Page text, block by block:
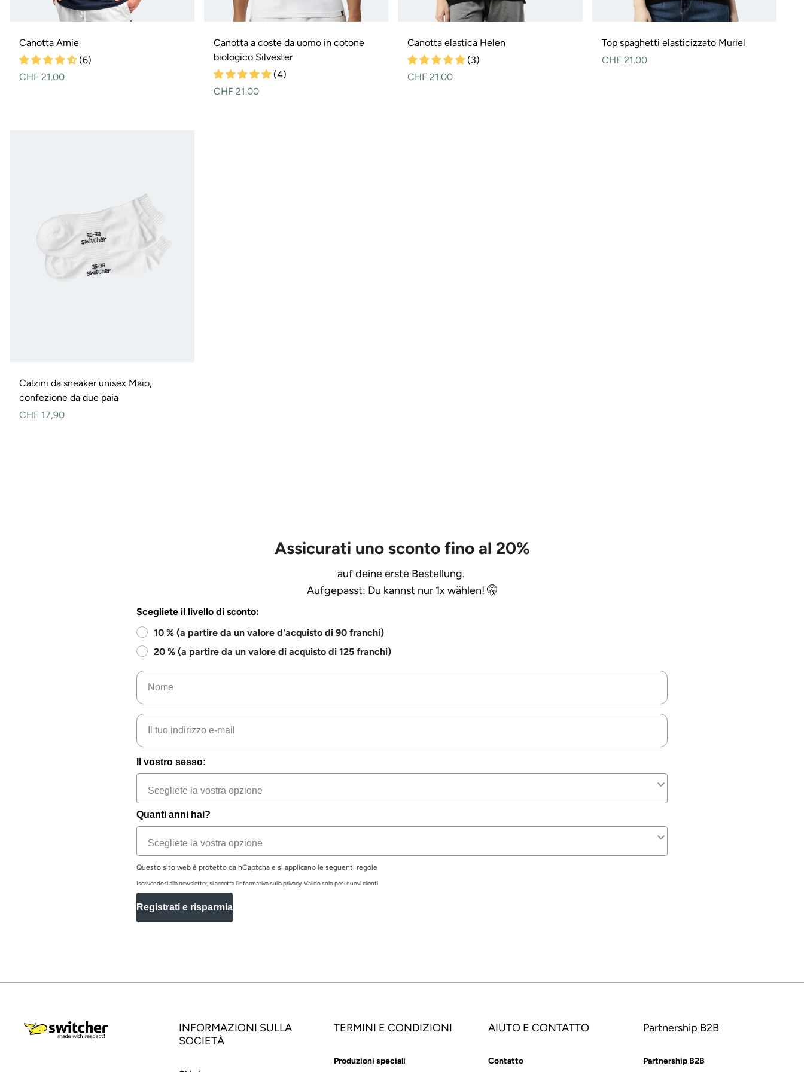
r
m
e
o
Canotta Arnie
(6)
Prezzo
CHF 21.00
Canotta a coste da uomo in cotone
biologico Silvester
(4)
Prezzo
CHF 21.00
Canotta elastica Helen
(3)
Prezzo
CHF 21.00
Top spaghetti elasticizzato Muriel
Prezzo
CHF 21.00
Calzini da sneaker unisex Maio,
confezione da due paia
Prezzo
CHF 17,90
Assicurati uno sconto fino al 20%
auf deine erste Bestellung.
Aufgepasst: Du kannst nur 1x wählen! 🤫
Scegliete il livello di sconto:
10 % (a partire da un valore d'acquisto di 90 franchi)
20 % (a partire da un valore di acquisto di 125 franchi)
Nome
e-mail
Il vostro sesso:
Quanti anni hai?
Questo sito web è protetto da hCaptcha e si applicano le seguenti regole
Iscrivendosi alla newsletter, si accetta l'informativa sulla privacy. Valido solo per i nuovi clienti
Registrati e risparmia
INFORMAZIONI SULLA
SOCIETÀ
TERMINI E CONDIZIONI
Produzioni speciali
AIUTO E CONTATTO
Contatto
Partnership B2B
Partnership B2B